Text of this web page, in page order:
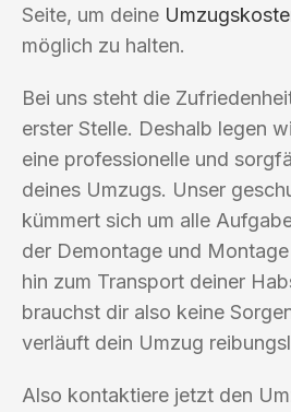
Seite, um deine
möglich zu halten.
Bei uns steht die
erster Stelle. Deshalb legen
eine professionelle und
deines Umzugs. Unser
kümmert sich um alle
der Demontage und
hin zum Transport deiner
brauchst dir also keine
verläuft dein Umzug
Also kontaktiere jetzt den